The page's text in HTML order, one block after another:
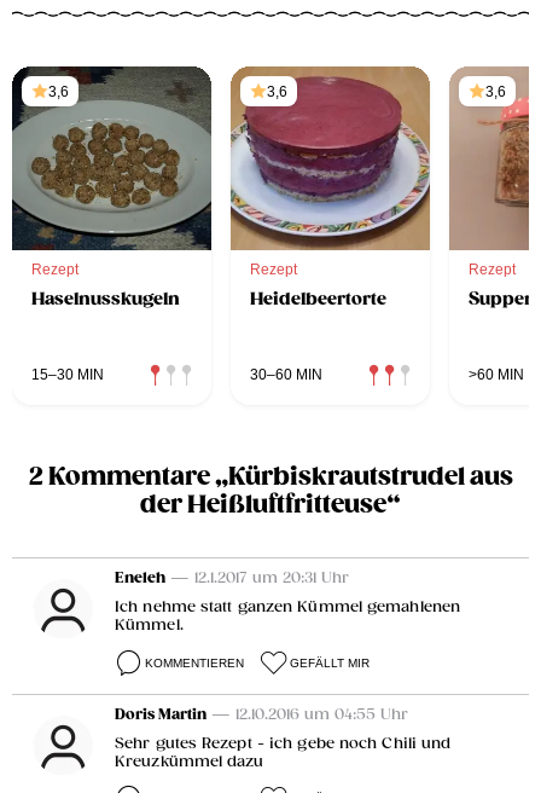
3,6
Rezept
Haselnusskugeln
15–30 MIN
3,6
Rezept
Heidelbeertorte
30–60 MIN
3,6
Rezept
>60 MIN
2 Kommentare „Kürbiskrautstrudel aus
der Heißluftfritteuse“
Eneleh — 12.1.2017 um 20:31 Uhr
Ich nehme statt ganzen Kümmel gemahlenen
Kümmel.
KOMMENTIEREN GEFÄLLT MIR
Doris Martin — 12.10.2016 um 04:55 Uhr
Sehr gutes Rezept - ich gebe noch Chili und
Kreuzkümmel dazu